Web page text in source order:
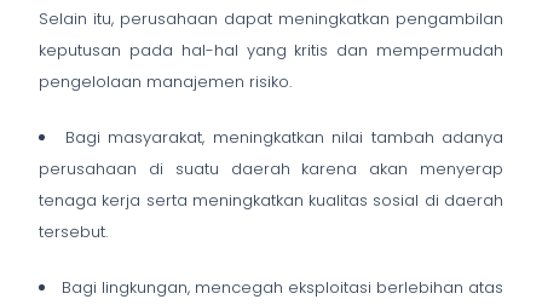
Selain itu, perusahaan dapat meningkatkan pengambilan
keputusan pada hal-hal yang kritis dan mempermudah
pengelolaan manajemen risiko.
Bagi masyarakat, meningkatkan nilai tambah adanya
perusahaan di suatu daerah karena akan menyerap
tenaga kerja serta meningkatkan kualitas sosial di daerah
tersebut.
Bagi lingkungan, mencegah eksploitasi berlebihan atas